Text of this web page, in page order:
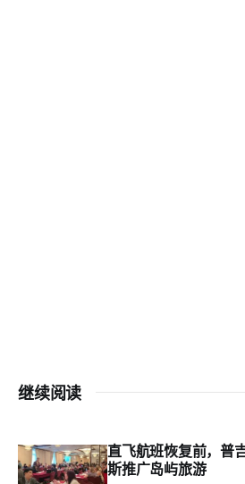
继续阅读
直飞航班恢复前，普
斯推广岛屿旅游